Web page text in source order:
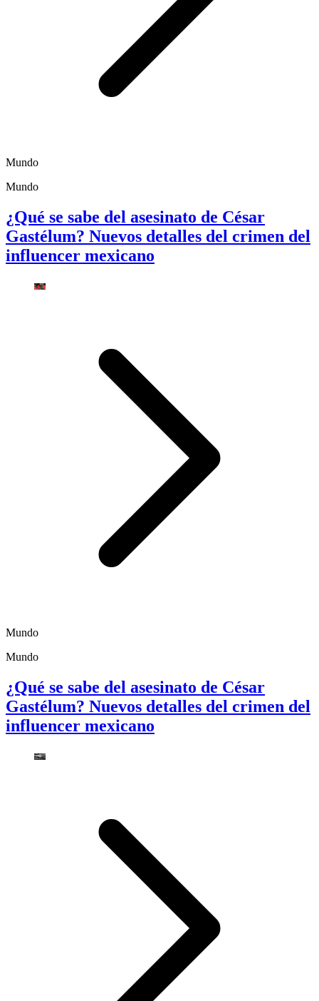
Mundo
Mundo
¿Qué se sabe del asesinato de César
Gastélum? Nuevos detalles del crimen del
influencer mexicano
Mundo
Mundo
¿Qué se sabe del asesinato de César
Gastélum? Nuevos detalles del crimen del
influencer mexicano